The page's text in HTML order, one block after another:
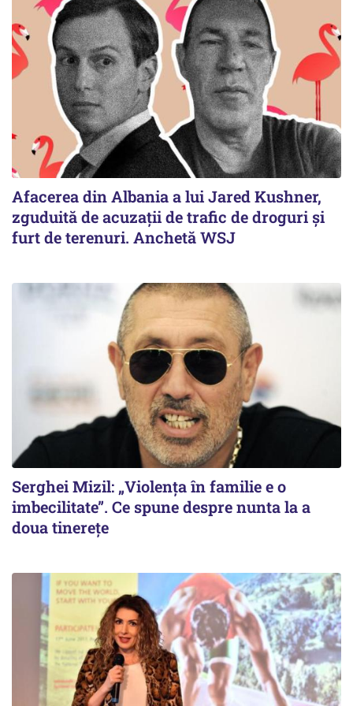
Afacerea din Albania a lui Jared Kushner,
zguduită de acuzații de trafic de droguri și
furt de terenuri. Anchetă WSJ
Serghei Mizil: „Violența în familie e o
imbecilitate”. Ce spune despre nunta la a
doua tinerețe